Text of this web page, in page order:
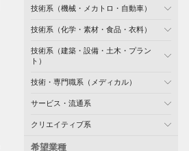
技術系（機械・メカトロ・自動車）
技術系（化学・素材・食品・衣料）
技術系（建築・設備・土木・プラン
ト）
技術・専門職系（メディカル）
サービス・流通系
クリエイティブ系
希望業種